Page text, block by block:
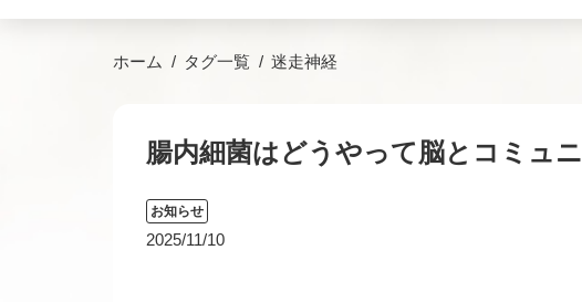
ホーム タグ一覧 迷走神経
腸内細菌はどうやって脳とコミュ
お知らせ
2025/11/10